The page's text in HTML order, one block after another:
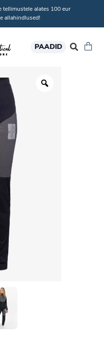
tellimustele alates 100 eur
allahindlused!
PAADID